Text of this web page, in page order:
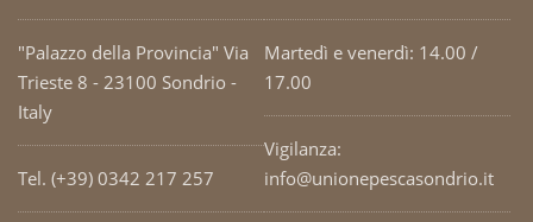
"Palazzo della Provincia" Via
Trieste 8 - 23100 Sondrio -
Italy
Tel. (+39) 0342 217 257
Martedì e venerdì: 14.00 /
17.00
Vigilanza:
info@unionepescasondrio.it